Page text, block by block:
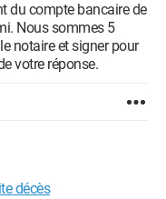
du compte bancaire de
Nous sommes 5
notaire et signer pour
votre réponse.
décès